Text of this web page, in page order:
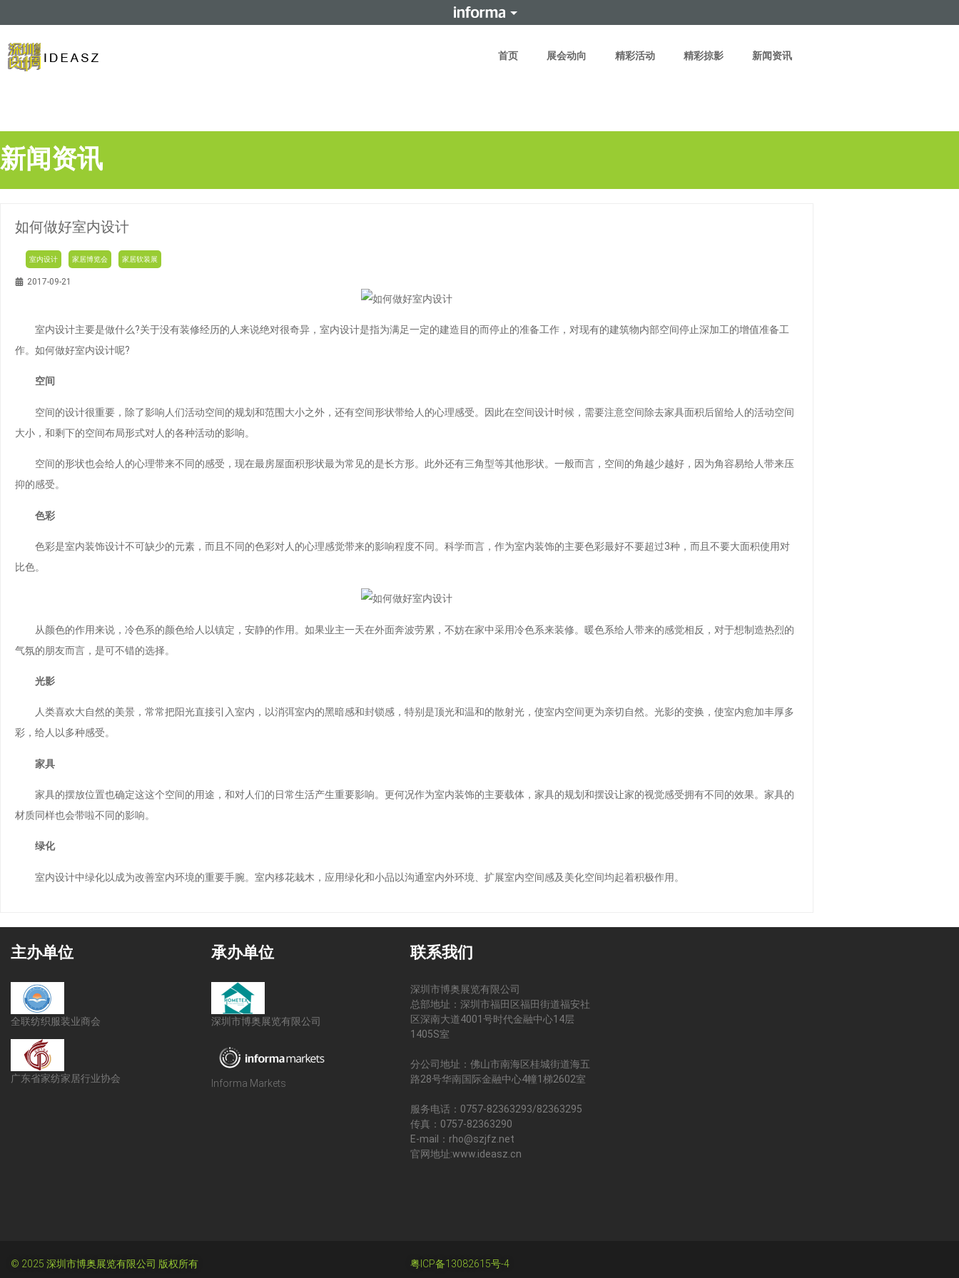
首页 展会动向 精彩活动 精彩掠影 新闻资讯
新闻资讯
如何做好室内设计
室内设计 家居博览会 家居软装展
2017-09-21
室内设计主要是做什么?关于没有装修经历的人来说绝对很奇异，室内设计是指为满足一定的建造目的而停止的准备工作，对现有的建筑物内部空间停止深加工的增值准备工
作。如何做好室内设计呢?
空间
空间的设计很重要，除了影响人们活动空间的规划和范围大小之外，还有空间形状带给人的心理感受。因此在空间设计时候，需要注意空间除去家具面积后留给人的活动空间
大小，和剩下的空间布局形式对人的各种活动的影响。
空间的形状也会给人的心理带来不同的感受，现在最房屋面积形状最为常见的是长方形。此外还有三角型等其他形状。一般而言，空间的角越少越好，因为角容易给人带来压
抑的感受。
色彩
色彩是室内装饰设计不可缺少的元素，而且不同的色彩对人的心理感觉带来的影响程度不同。科学而言，作为室内装饰的主要色彩最好不要超过3种，而且不要大面积使用对
比色。
从颜色的作用来说，冷色系的颜色给人以镇定，安静的作用。如果业主一天在外面奔波劳累，不妨在家中采用冷色系来装修。暖色系给人带来的感觉相反，对于想制造热烈的
气氛的朋友而言，是可不错的选择。
光影
人类喜欢大自然的美景，常常把阳光直接引入室内，以消弭室内的黑暗感和封锁感，特别是顶光和温和的散射光，使室内空间更为亲切自然。光影的变换，使室内愈加丰厚多
彩，给人以多种感受。
家具
家具的摆放位置也确定这这个空间的用途，和对人们的日常生活产生重要影响。更何况作为室内装饰的主要载体，家具的规划和摆设让家的视觉感受拥有不同的效果。家具的
材质同样也会带啦不同的影响。
绿化
室内设计中绿化以成为改善室内环境的重要手腕。室内移花栽木，应用绿化和小品以沟通室内外环境、扩展室内空间感及美化空间均起着积极作用。
主办单位
全联纺织服装业商会
广东省家纺家居行业协会
承办单位
深圳市博奥展览有限公司
Informa Markets
联系我们
深圳市博奥展览有限公司
总部地址：深圳市福田区福田街道福安社
区深南大道4001号时代金融中心14层
1405S室
分公司地址：佛山市南海区桂城街道海五
路28号华南国际金融中心4幢1梯2602室
服务电话：0757-82363293/82363295
传真：0757-82363290
E-mail：rho@szjfz.net
官网地址:www.ideasz.cn
© 2025 深圳市博奥展览有限公司 版权所有 粤ICP备13082615号-4